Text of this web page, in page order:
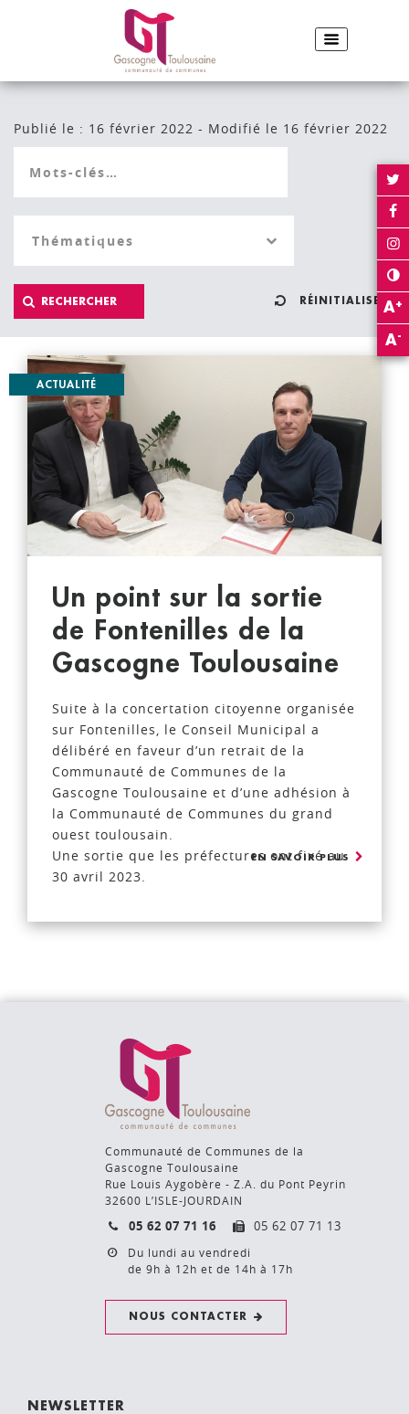
ACTUALITÉ
PARTAGER :
Publié le : 16 février 2022 - Modifié le 16 février 2022
RÉINITIALISER
ACTUALITÉ
Un point sur la sortie
de Fontenilles de la
Gascogne Toulousaine
Suite à la concertation citoyenne organisée
sur Fontenilles, le Conseil Municipal a
délibéré en faveur d’un retrait de la
Communauté de Communes de la
Gascogne Toulousaine et d’une adhésion à
la Communauté de Communes du grand
ouest toulousain.
Une sortie que les préfectures ont fixé au
30 avril 2023.
EN SAVOIR PLUS
A+
A-
Communauté de Communes de la
Gascogne Toulousaine
Rue Louis Aygobère - Z.A. du Pont Peyrin
32600 L’ISLE-JOURDAIN
05 62 07 71 16 05 62 07 71 13
Du lundi au vendredi
de 9h à 12h et de 14h à 17h
NOUS CONTACTER
NEWSLETTER